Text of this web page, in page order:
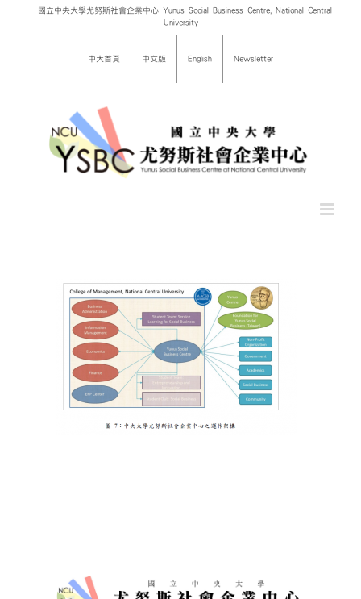
國立中央大學尤努斯社會企業中心 Yunus Social Business Centre, National Central
University
中大首頁 中文版 English Newsletter